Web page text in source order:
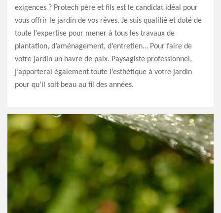
exigences ? Protech père et fils est le candidat idéal pour
vous offrir le jardin de vos rêves. Je suis qualifié et doté de
toute l’expertise pour mener à tous les travaux de
plantation, d’aménagement, d’entretien… Pour faire de
votre jardin un havre de paix. Paysagiste professionnel,
j’apporterai également toute l’esthétique à votre jardin
pour qu’il soit beau au fil des années.